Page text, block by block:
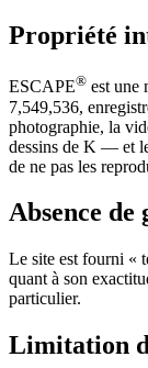
Propriété
ESCAPE® est une
7,549,536,
photographie, la
dessins de K — et
de ne pas les
Absence de
Le site est fourni «
quant à son
particulier.
Limitation